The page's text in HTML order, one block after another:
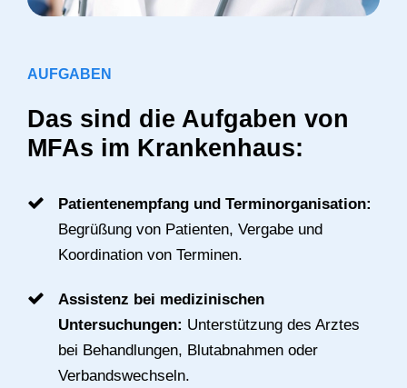
AUFGABEN
Das sind die Aufgaben von
MFAs im Krankenhaus:
Patientenempfang und Terminorganisation:
Begrüßung von Patienten, Vergabe und
Koordination von Terminen.
Assistenz bei medizinischen
Untersuchungen: Unterstützung des Arztes
bei Behandlungen, Blutabnahmen oder
Verbandswechseln.